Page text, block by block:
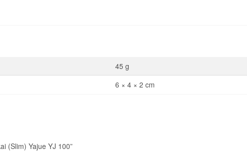
45 g
6 × 4 × 2 cm
(Slim) Yajue YJ 100”